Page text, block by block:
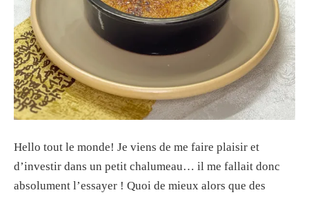
Hello tout le monde! Je viens de me faire plaisir et
d’investir dans un petit chalumeau… il me fallait donc
absolument l’essayer ! Quoi de mieux alors que des